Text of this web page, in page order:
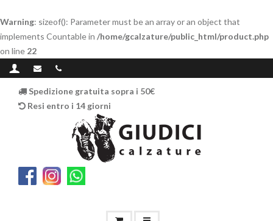
Warning: sizeof(): Parameter must be an array or an object that
implements Countable in /home/gcalzature/public_html/product.php
on line 22
Spedizione gratuita sopra i 50€
Resi entro i 14 giorni